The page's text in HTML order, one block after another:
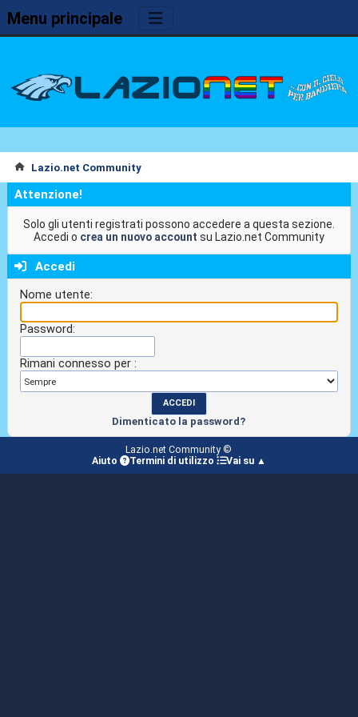
Menu principale
Lazio.net Community
Attenzione!
Solo gli utenti registrati possono accedere a questa sezione.
Accedi o crea un nuovo account su Lazio.net Community
Accedi
Nome utente:
Password:
Rimani connesso per :
Dimenticato la password?
Lazio.net Community ©
Aiuto
Termini di utilizzo Vai su ▲